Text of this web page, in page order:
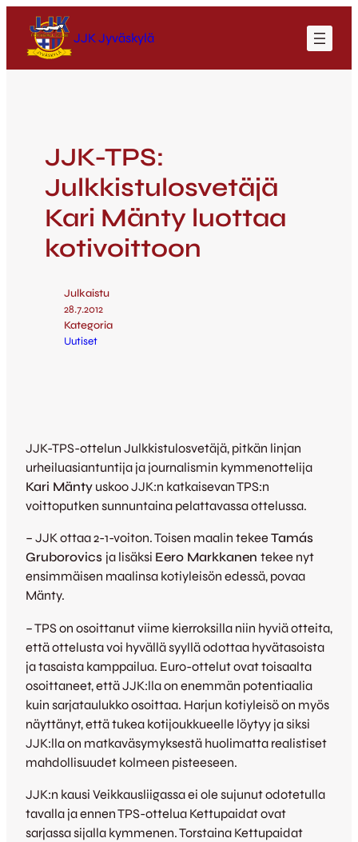
JJK Jyväskylä
JJK-TPS:
Julkkistulosvetäjä
Kari Mänty luottaa
kotivoittoon
Julkaistu
28.7.2012
Kategoria
Uutiset
JJK-TPS-ottelun Julkkistulosvetäjä, pitkän linjan
urheiluasiantuntija ja journalismin kymmenottelija
Kari Mänty uskoo JJK:n katkaisevan TPS:n
voittoputken sunnuntaina pelattavassa ottelussa.
– JJK ottaa 2-1-voiton. Toisen maalin tekee Tamás
Gruborovics ja lisäksi Eero Markkanen tekee nyt
ensimmäisen maalinsa kotiyleisön edessä, povaa
Mänty.
– TPS on osoittanut viime kierroksilla niin hyviä otteita,
että ottelusta voi hyvällä syyllä odottaa hyvätasoista
ja tasaista kamppailua. Euro-ottelut ovat toisaalta
osoittaneet, että JJK:lla on enemmän potentiaalia
kuin sarjataulukko osoittaa. Harjun kotiyleisö on myös
näyttänyt, että tukea kotijoukkueelle löytyy ja siksi
JJK:lla on matkaväsymyksestä huolimatta realistiset
mahdollisuudet kolmeen pisteeseen.
JJK:n kausi Veikkausliigassa ei ole sujunut odotetulla
tavalla ja ennen TPS-ottelua Kettupaidat ovat
sarjassa sijalla kymmenen. Torstaina Kettupaidat